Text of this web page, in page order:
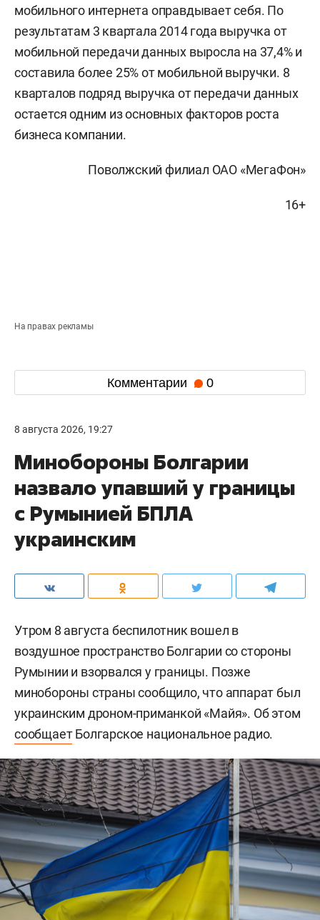
мобильного интернета оправдывает себя. По
результатам 3 квартала 2014 года выручка от
мобильной передачи данных выросла на 37,4% и
составила более 25% от мобильной выручки. 8
кварталов подряд выручка от передачи данных
остается одним из основных факторов роста
бизнеса компании.
Поволжский филиал ОАО «МегаФон»
16+
На правах рекламы
Комментарии 0
8 августа 2026, 19:27
Минобороны Болгарии
назвало упавший у границы
с Румынией БПЛА
украинским
Утром 8 августа беспилотник вошел в
воздушное пространство Болгарии со стороны
Румынии и взорвался у границы. Позже
минобороны страны сообщило, что аппарат был
украинским дроном-приманкой «Майя». Об этом
сообщаетБолгарское национальное радио.